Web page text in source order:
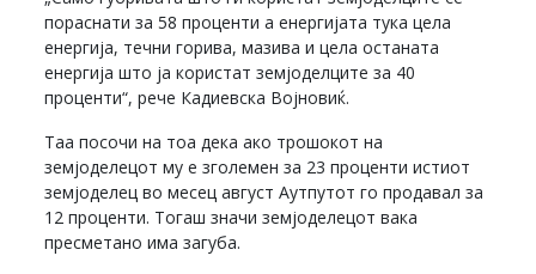
пораснати за 58 проценти а енергијата тука цела
енергија, течни горива, мазива и цела останата
енергија што ја користат земјоделците за 40
проценти“, рече Кадиевска Војновиќ.
Таа посочи на тоа дека ако трошокот на
земјоделецот му е зголемен за 23 проценти истиот
земјоделец во месец август Аутпутот го продавал за
12 проценти. Тогаш значи земјоделецот вака
пресметано има загуба.